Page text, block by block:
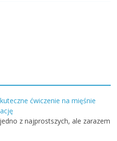
ćwiczenie na mięśnie
z najprostszych, ale zarazem